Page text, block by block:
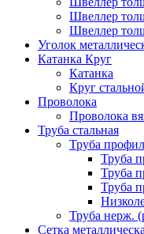
Швеллер
Швеллер
Уголок
Катанка Круг
Катанка
Круг
Проволока
Проволока
Труба стальная
Труба
Труба
Труба
Труба
Труба нерж.
Сетка